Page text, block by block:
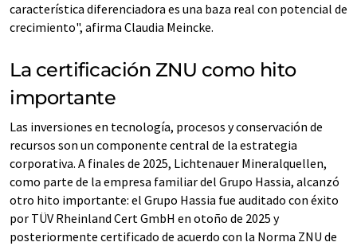
característica diferenciadora es una baza real con potencial de
crecimiento", afirma Claudia Meincke.
La certificación ZNU como hito
importante
Las inversiones en tecnología, procesos y conservación de
recursos son un componente central de la estrategia
corporativa. A finales de 2025, Lichtenauer Mineralquellen,
como parte de la empresa familiar del Grupo Hassia, alcanzó
otro hito importante: el Grupo Hassia fue auditado con éxito
por TÜV Rheinland Cert GmbH en otoño de 2025 y
posteriormente certificado de acuerdo con la Norma ZNU de